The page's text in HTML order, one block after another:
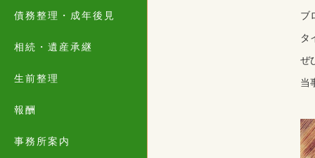
債務整理・成年後見
相続・遺産承継
生前整理
報酬
事務所案内
ブ
タ
ぜ
当